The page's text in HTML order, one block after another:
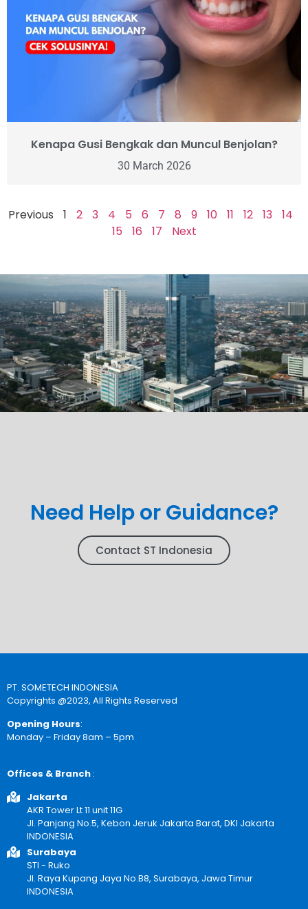
Kenapa Gusi Bengkak dan Muncul Benjolan?
30 March 2026
Previous 1 2 3 4 5 6 7 8 9 10 11 12 13
14
15
16 17 Next
Need Help or Guidance?
Contact ST Indonesia
PT. SOMETECH INDONESIA
Copyrights @2023, All Rights Reserved
Opening Hours:
Monday – Friday 8am – 5pm
Offices & Branch :
Jakarta
AKR Tower Lt 11 unit 11G
Jl. Panjang No.5, Kebon Jeruk Jakarta Barat, DKI Jakarta
INDONESIA
Surabaya
STI - Ruko
Jl. Raya Kupang Jaya No.B8, Surabaya, Jawa Timur
INDONESIA